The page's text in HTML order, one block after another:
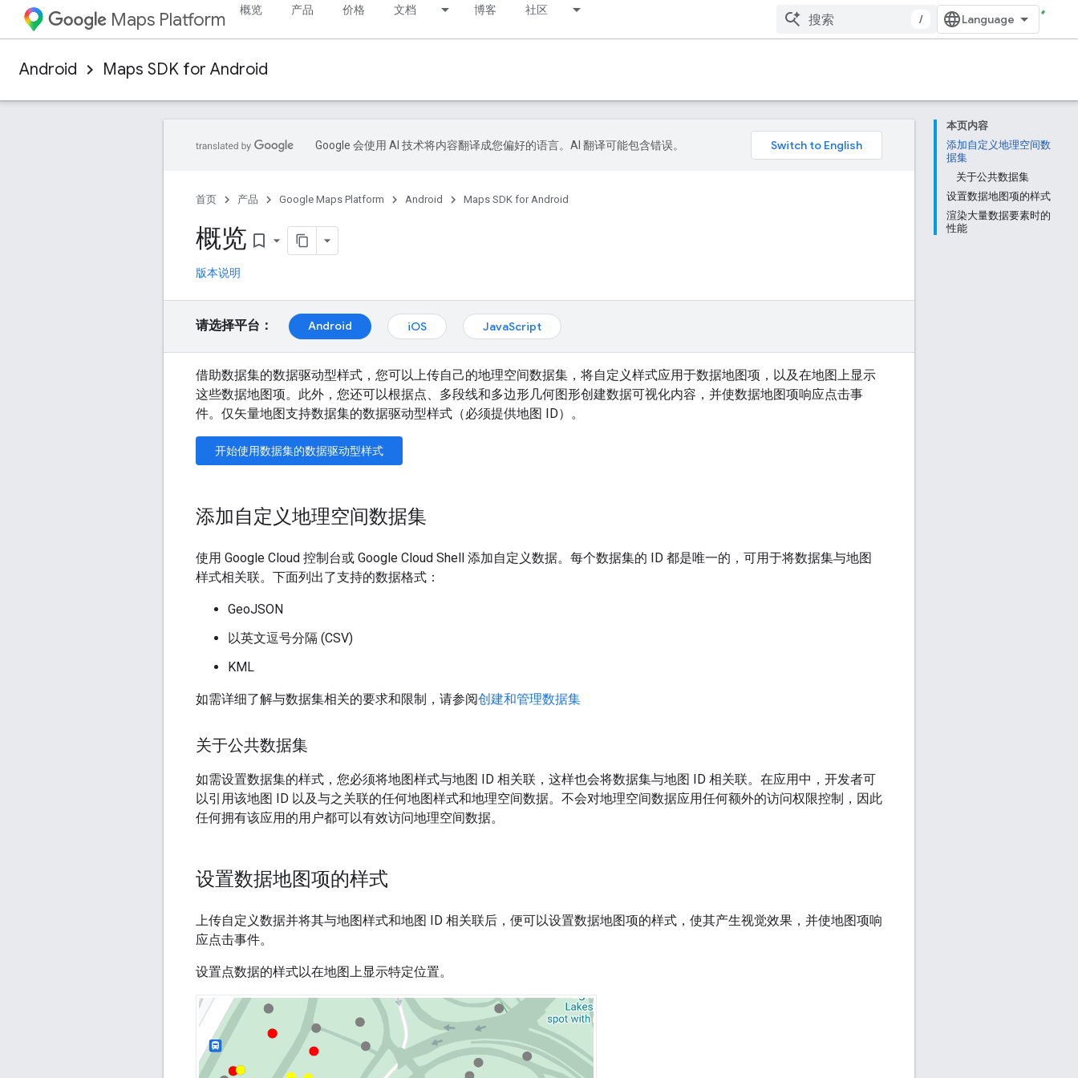
Maps Platform 概览 产品 价格 文档 博客 社区
/
Android Maps SDK for Android
本页内容
添加自定义地理空间数
据集
关于公共数据集
设置数据地图项的样式
渲染大量数据要素时的
性能
Google 会使用 AI 技术将内容翻译成您偏好的语言。AI 翻译可能包含错误。
首页 产品 Google Maps Platform Android Maps SDK for Android
概览 bookmark_border
版本说明
请选择平台： Android iOS JavaScript
借助数据集的数据驱动型样式，您可以上传自己的地理空间数据集，将自定义样式应用于数据地图项，以及在地图上显示
这些数据地图项。此外，您还可以根据点、多段线和多边形几何图形创建数据可视化内容，并使数据地图项响应点击事
件。仅矢量地图支持数据集的数据驱动型样式（必须提供地图 ID）。
开始使用数据集的数据驱动型样式
添加自定义地理空间数据集
使用 Google Cloud 控制台或 Google Cloud Shell 添加自定义数据。每个数据集的 ID 都是唯一的，可用于将数据集与地图
样式相关联。下面列出了支持的数据格式：
GeoJSON
以英文逗号分隔 (CSV)
KML
如需详细了解与数据集相关的要求和限制，请参阅创建和管理数据集
关于公共数据集
如需设置数据集的样式，您必须将地图样式与地图 ID 相关联，这样也会将数据集与地图 ID 相关联。在应用中，开发者可
以引用该地图 ID 以及与之关联的任何地图样式和地理空间数据。不会对地理空间数据应用任何额外的访问权限控制，因此
任何拥有该应用的用户都可以有效访问地理空间数据。
设置数据地图项的样式
上传自定义数据并将其与地图样式和地图 ID 相关联后，便可以设置数据地图项的样式，使其产生视觉效果，并使地图项响
应点击事件。
设置点数据的样式以在地图上显示特定位置。